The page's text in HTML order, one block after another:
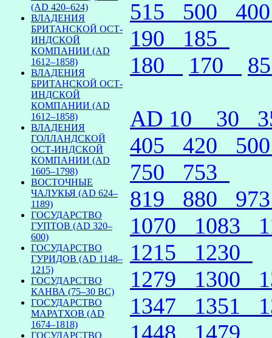
(AD 420–624)
ВЛАДЕНИЯ
БРИТАНСКОЙ ОСТ-
ИНДСКОЙ
КОМПАНИИ (AD
1612–1858)
ВЛАДЕНИЯ
БРИТАНСКОЙ ОСТ-
ИНДСКОЙ
КОМПАНИИ (AD
1612–1858)
ВЛАДЕНИЯ
ГОЛЛАНДСКОЙ
ОСТ-ИНДСКОЙ
КОМПАНИИ (AD
1605–1798)
ВОСТОЧНЫЕ
ЧАЛУКЬЯ (AD 624–
1189)
ГОСУДАРСТВО
ГУПТОВ (AD 320–
600)
ГОСУДАРСТВО
ГУРИДОВ (AD 1148–
1215)
ГОСУДАРСТВО
КАНВА (75–30 BC)
ГОСУДАРСТВО
МАРАТХОВ (AD
1674–1818)
ГОСУДАРСТВО
515 500
190 185
180
170
AD 10 30
405 420
750 753
819 880
1070 1083
1215 1230
1279 1300
1347 1351
1448 1479